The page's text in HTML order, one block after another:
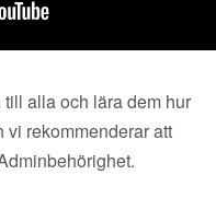
alla och lära dem hur
vi rekommenderar att